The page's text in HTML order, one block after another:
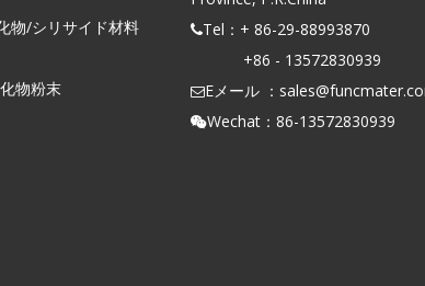
物/シリサイド材料
物粉末
Tel：+ 86-29-88993870
+86 - 13572830939
Eメール ：
Wechat：86-13572830939